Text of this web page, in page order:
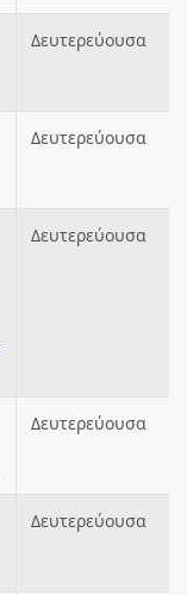
Δευτερεύουσα
Δευτερεύουσα
Δευτερεύουσα
Δευτερεύουσα
Δευτερεύουσα